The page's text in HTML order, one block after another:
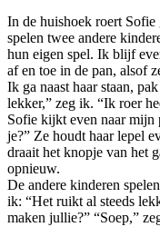
In de huishoek roert Sofie
spelen twee andere
hun eigen spel. Ik blijf
af en toe in de pan, alsof
Ik ga naast haar staan,
lekker,” zeg ik. “Ik roer
Sofie kijkt even naar mijn
je?” Ze houdt haar lepel
draait het knopje van het
opnieuw.
De andere kinderen
ik: “Het ruikt al steeds
maken jullie?” “Soep,”